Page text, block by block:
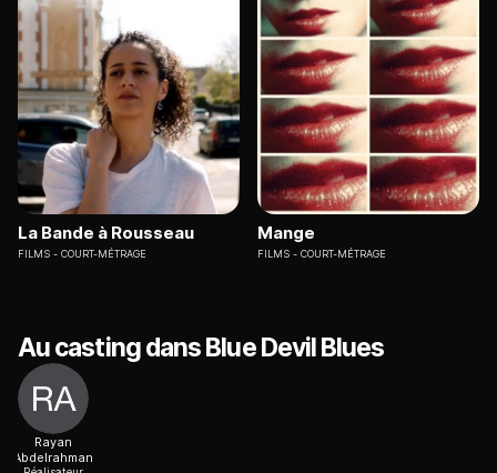
La Bande à Rousseau
FILMS COURT-MÉTRAGE
Mange
FILMS COURT-MÉTRAGE
Au casting dans Blue Devil Blues
Rayan
Abdelrahman